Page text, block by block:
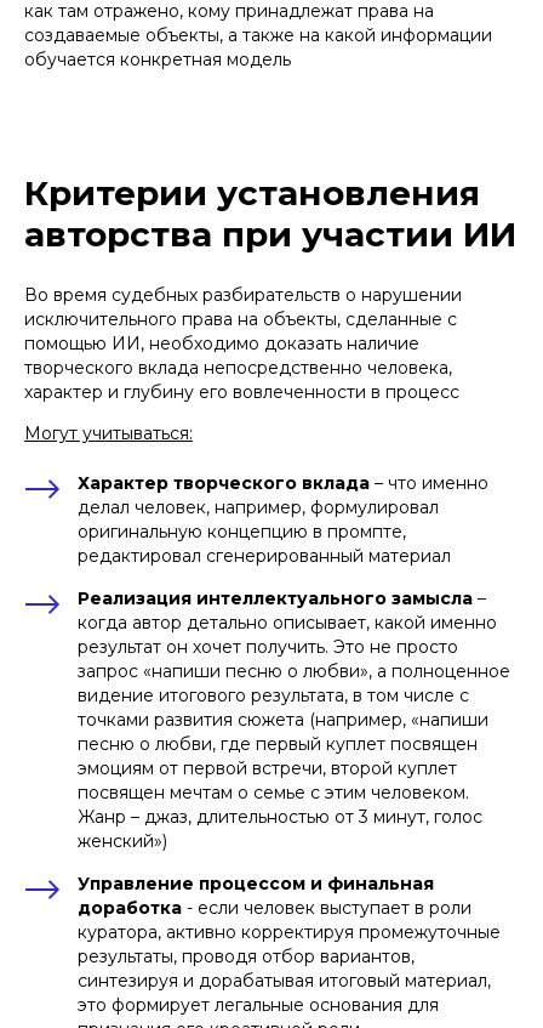
как там отражено, кому принадлежат права на
создаваемые объекты, а также на какой информации
обучается конкретная модель
Критерии установления
авторства при участии ИИ
Во время судебных разбирательств о нарушении
исключительного права на объекты, сделанные с
помощью ИИ, необходимо доказать наличие
творческого вклада непосредственно человека,
характер и глубину его вовлеченности в процесс
Могут учитываться:
Характер творческого вклада – что именно
делал человек, например, формулировал
оригинальную концепцию в промпте,
редактировал сгенерированный материал
Реализация интеллектуального замысла –
когда автор детально описывает, какой именно
результат он хочет получить. Это не просто
запрос «напиши песню о любви», а полноценное
видение итогового результата, в том числе с
точками развития сюжета (например, «напиши
песню о любви, где первый куплет посвящен
эмоциям от первой встречи, второй куплет
посвящен мечтам о семье с этим человеком.
Жанр – джаз, длительностью от 3 минут, голос
женский»)
Управление процессом и финальная
доработка - если человек выступает в роли
куратора, активно корректируя промежуточные
результаты, проводя отбор вариантов,
синтезируя и дорабатывая итоговый материал,
это формирует легальные основания для